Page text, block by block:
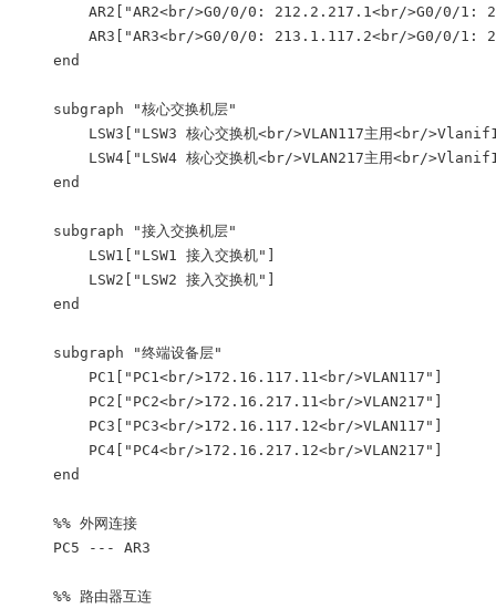
AR2["AR2<br/>G0/0/0: 212.2.217.1<br/>G0/0/1:
AR3["AR3<br/>G0/0/0: 213.1.117.2<br/>G0/0/1:
    end
    subgraph "核心交换机层"
LSW3["LSW3 核心交换机<br/>VLAN117主用<br/
LSW4["LSW4 核心交换机<br/>VLAN217主用<br/
    end
    subgraph "接入交换机层"
        LSW1["LSW1 接入交换机"]
        LSW2["LSW2 接入交换机"]
    end
    subgraph "终端设备层"
        PC1["PC1<br/>172.16.117.11<br/>VLAN117"]
        PC2["PC2<br/>172.16.217.11<br/>VLAN217"]
        PC3["PC3<br/>172.16.117.12<br/>VLAN117"]
        PC4["PC4<br/>172.16.217.12<br/>VLAN217"]
    end
    %% 外网连接
    PC5 --- AR3
    %% 路由器互连